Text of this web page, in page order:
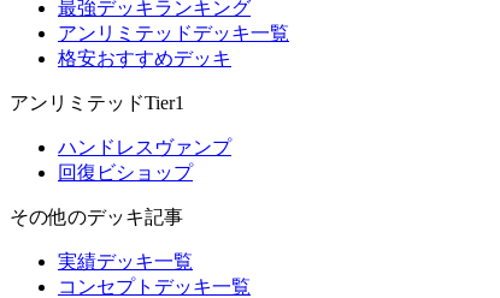
最強デッキランキング
アンリミテッドデッキ一覧
格安おすすめデッキ
アンリミテッドTier1
ハンドレスヴァンプ
回復ビショップ
その他のデッキ記事
実績デッキ一覧
コンセプトデッキ一覧